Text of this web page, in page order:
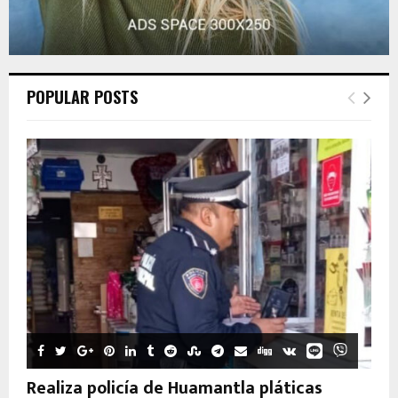
POPULAR POSTS
Realiza policía de Huamantla pláticas